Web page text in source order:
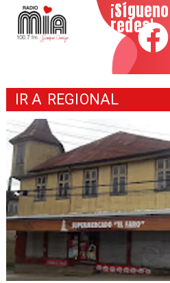
redes!
IR A REGIONAL